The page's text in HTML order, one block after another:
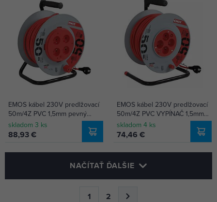
EMOS kábel 230V predlžovací
50m/4Z PVC 1,5mm pevný
stred bubon P19450P
skladom 3 ks
88,93 €
EMOS kábel 230V predlžovací
50m/4Z PVC VYPÍNAČ 1,5mm
bubon P194504
skladom 4 ks
74,46 €
NAČÍTAŤ ĎALŠIE
1 2